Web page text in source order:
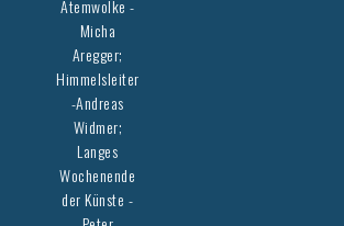
Atemwolke -
Micha
Aregger;
Himmelsleiter
-Andreas
Widmer;
Langes
Wochenende
der Künste -